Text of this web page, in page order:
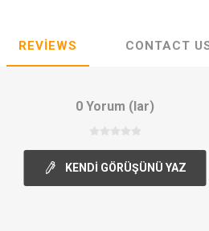
REVIEWS CONTACT
0 Yorum (lar)
KENDI GÖRÜŞÜNÜ YAZ